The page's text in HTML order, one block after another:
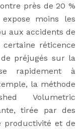
près de 20 %
moins les
aux accidents de
réticence
préjugés sur la
rapidement à
la méthode
Volumetric
tirée par des
productivité et de